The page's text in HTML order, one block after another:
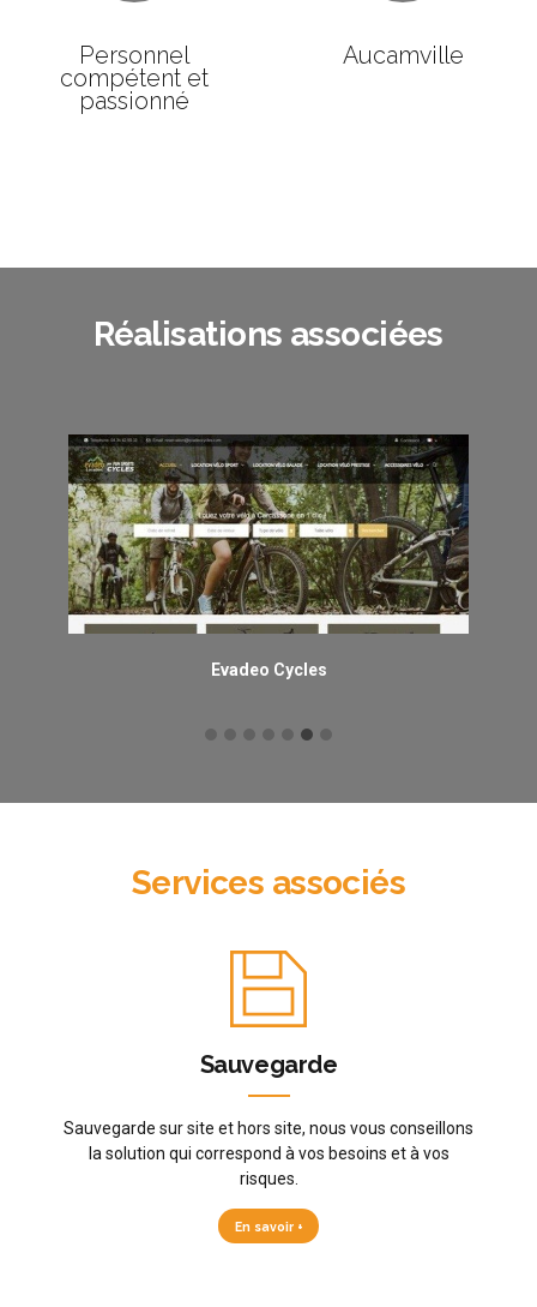
Personnel
compétent et
passionné
Aucamville
Réalisations associées
Evadeo Cycles
Services associés
Sauvegarde
Sauvegarde sur site et hors site, nous vous conseillons
la solution qui correspond à vos besoins et à vos
risques.
En savoir +